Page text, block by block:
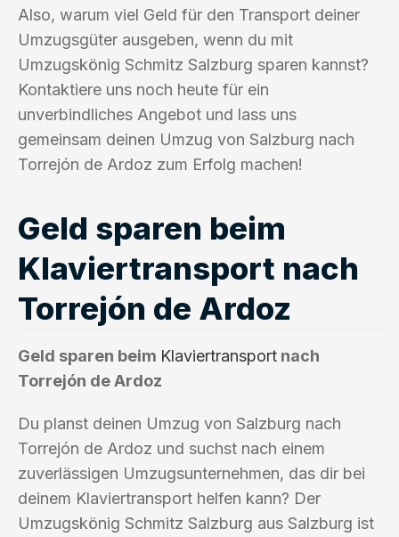
Also, warum viel Geld für den Transport deiner
Umzugsgüter ausgeben, wenn du mit
Umzugskönig Schmitz Salzburg sparen kannst?
Kontaktiere uns noch heute für ein
unverbindliches Angebot und lass uns
gemeinsam deinen Umzug von Salzburg nach
Torrejón de Ardoz zum Erfolg machen!
Geld sparen beim
Klaviertransport nach
Torrejón de Ardoz
Geld sparen beim Klaviertransport nach
Torrejón de Ardoz
Du planst deinen Umzug von Salzburg nach
Torrejón de Ardoz und suchst nach einem
zuverlässigen Umzugsunternehmen, das dir bei
deinem Klaviertransport helfen kann? Der
Umzugskönig Schmitz Salzburg aus Salzburg ist